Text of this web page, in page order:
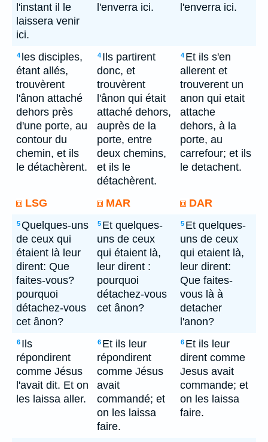
l'instant il le
laissera venir
ici.
l'enverra ici.
l'enverra ici.
4 les disciples,
étant allés,
trouvèrent
l'ânon attaché
dehors près
d'une porte, au
contour du
chemin, et ils
le détachèrent.
4 Ils partirent
donc, et
trouvèrent
l'ânon qui était
attaché dehors,
auprès de la
porte, entre
deux chemins,
et ils le
détachèrent.
4 Et ils s'en
allerent et
trouverent un
anon qui etait
attache
dehors, à la
porte, au
carrefour; et ils
le detachent.
LSG MAR DAR
5Quelques-uns
de ceux qui
étaient là leur
dirent: Que
faites-vous?
pourquoi
détachez-vous
cet ânon?
5 Et quelques-
uns de ceux
qui étaient là,
leur dirent :
pourquoi
détachez-vous
cet ânon?
5 Et quelques-
uns de ceux
qui etaient là,
leur dirent:
Que faites-
vous là à
detacher
l'anon?
6 Ils
répondirent
comme Jésus
l'avait dit. Et on
les laissa aller.
6 Et ils leur
répondirent
comme Jésus
avait
commandé; et
on les laissa
faire.
6 Et ils leur
dirent comme
Jesus avait
commande; et
on les laissa
faire.